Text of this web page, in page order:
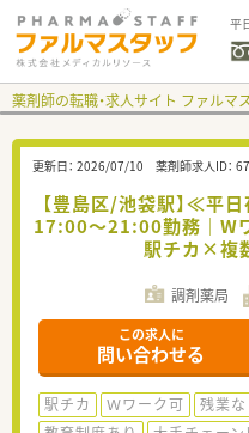
平
薬剤師の転職・求人サイト ファルマ
更新日： 2026/07/10 薬剤師求人ID：
【豊島区/池袋駅】≪平
17:00～21:00勤務│W
駅チカ×複
調剤薬局
この求人に
問い合わせる
駅チカ Ｗワーク可 残業